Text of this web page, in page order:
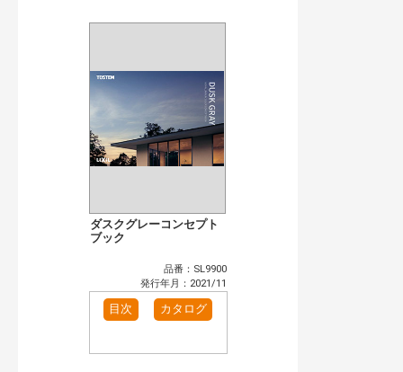
キーワード検索（あいまい）
おすすめハッシュタグ
施工イメージ・アイデア集（1）
リフォームおすすめ（14）
省エネ住宅関連（3）
補助金・優遇制度を知る（2）
カタログ一覧＆使い方（1）
窓・シャッター（1）
玄関ドア・引戸（5）
インテリア建材（6）
太陽光発電・屋根・外壁（1）
発行年で検索
ダスクグレーコンセプト
ブック
品番：SL9900
発行年月：2021/11
目次 カタログ